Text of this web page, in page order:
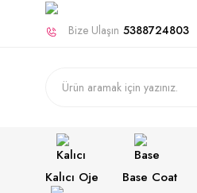
Bize Ulaşın 5388724803
Kalıcı Oje Base Coat